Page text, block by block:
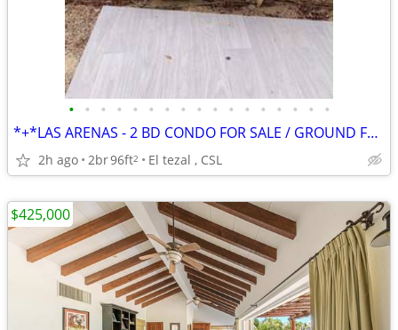
• • • • • • • • • • • • • • • • •
*+*LAS ARENAS - 2 BD CONDO FOR SALE / GROUND FLOOR /$331,000 USD
2h ago 2br96ft2 El tezal , CSL
$425,000